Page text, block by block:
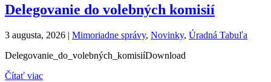
Delegovanie do volebných komisií
3 augusta, 2026 | Mimoriadne správy, Novinky, Úradná Tabuľa
Delegovanie_do_volebných_komisiíDownload
Čítať viac